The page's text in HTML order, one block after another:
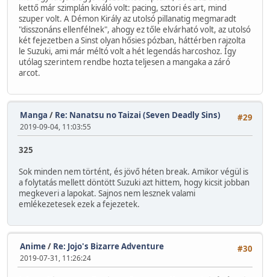
kettő már szimplán kiváló volt: pacing, sztori és art, mind
szuper volt. A Démon Király az utolsó pillanatig megmaradt
"disszonáns ellenfélnek", ahogy ez tőle elvárható volt, az utolsó
két fejezetben a Sinst olyan hősies pózban, háttérben rajzolta
le Suzuki, ami már méltó volt a hét legendás harcoshoz. Így
utólag szerintem rendbe hozta teljesen a mangaka a záró
arcot.
#29
Manga / Re: Nanatsu no Taizai (Seven Deadly Sins)
2019-09-04, 11:03:55
325
Sok minden nem történt, és jövő héten break. Amikor végül is
a folytatás mellett döntött Suzuki azt hittem, hogy kicsit jobban
megkeveri a lapokat. Sajnos nem lesznek valami
emlékezetesek ezek a fejezetek.
#30
Anime/ Re: Jojo's Bizarre Adventure
2019-07-31, 11:26:24